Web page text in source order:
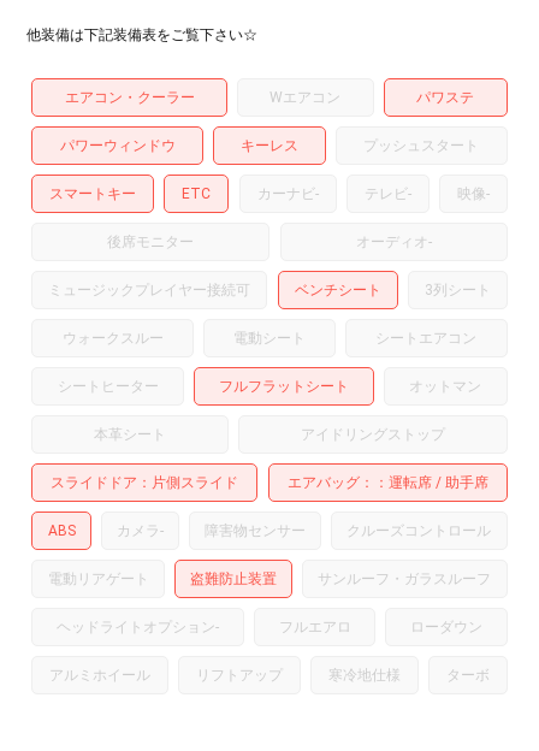
他装備は下記装備表をご覧下さい☆
エアコン・クーラー Wエアコン パワステ
パワーウィンドウ キーレス プッシュスタート
スマートキー ETC カーナビ- テレビ- 映像-
後席モニター オーディオ-
ミュージックプレイヤー接続可 ベンチシート 3列シート
ウォークスルー 電動シート シートエアコン
シートヒーター フルフラットシート オットマン
本革シート アイドリングストップ
スライドドア 片側スライド エアバッグ： 運転席 助手席
ABS カメラ- 障害物センサー クルーズコントロール
電動リアゲート 盗難防止装置 サンルーフ・ガラスルーフ
ヘッドライトオプション- フルエアロ ローダウン
アルミホイール リフトアップ 寒冷地仕様 ターボ